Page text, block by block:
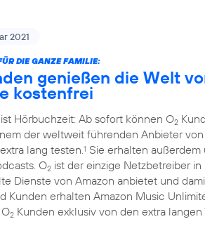
2021
DIE GANZE FAMILIE:
genießen die Welt
kostenfrei
Hörbuchzeit: Ab sofort können O2
der weltweit führenden Anbieter
lang testen.1 Sie erhalten
O2 ist der einzige Netzbetreiber
Dienste von Amazon anbietet und
Kunden erhalten Amazon Music
2 Kunden exklusiv von den extra langen